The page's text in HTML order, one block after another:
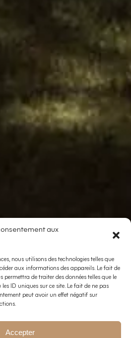
aux
nous utilisons des technologies telles que
aux informations des appareils. Le fait de
permettra de traiter des données telles que le
ID uniques sur ce site. Le fait de ne pas
peut avoir un effet négatif sur
Accepter